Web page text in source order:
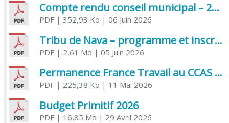
Compte rendu conseil municipal – 21 avril 2026
PDF| 352,93 Ko | 06 Juin 2026
Tribu de Nava – programme et inscriptions été 2026
PDF| 2,61 Mo | 05 Juin 2026
Permanence France Travail au CCAS de Saujon Juin 2026
PDF| 225,38 Ko | 11 Mai 2026
Budget Primitif 2026
PDF| 16,85 Mo | 29 Avril 2026